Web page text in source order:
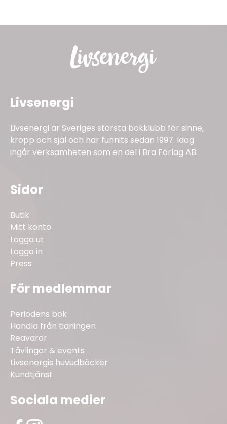
Livsenergi
Livsenergi är Sveriges största bokklubb för sinne,
kropp och själ och har funnits sedan 1997. Idag
ingår verksamheten som en del i Bra Förlag AB.
Sidor
Butik
Mitt konto
Logga ut
Logga in
Press
För medlemmar
Periodens bok
Handla från tidningen
Reavaror
Tävlingar & events
Livsenergis huvudböcker
Kundtjänst
Sociala medier